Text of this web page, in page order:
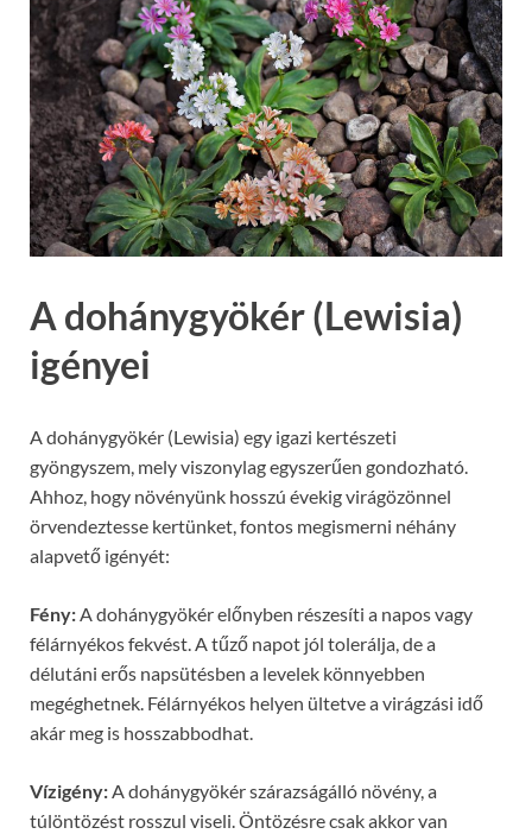
A dohánygyökér (Lewisia)
igényei
A dohánygyökér (Lewisia) egy igazi kertészeti
gyöngyszem, mely viszonylag egyszerűen gondozható.
Ahhoz, hogy növényünk hosszú évekig virágözönnel
örvendeztesse kertünket, fontos megismerni néhány
alapvető igényét:
Fény:A dohánygyökér előnyben részesíti a napos vagy
félárnyékos fekvést. A tűző napot jól tolerálja, de a
délutáni erős napsütésben a levelek könnyebben
megéghetnek. Félárnyékos helyen ültetve a virágzási idő
akár meg is hosszabbodhat.
Vízigény:A dohánygyökér szárazságálló növény, a
túlöntözést rosszul viseli. Öntözésre csak akkor van